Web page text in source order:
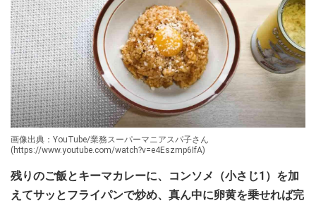
画像出典：YouTube/業務スーパーマニアスパ子さん
(https://www.youtube.com/watch?v=e4Eszmp6IfA)
残りのご飯とキーマカレーに、コンソメ（小さじ1）を加
えてサッとフライパンで炒め、真ん中に卵黄を乗せれば完